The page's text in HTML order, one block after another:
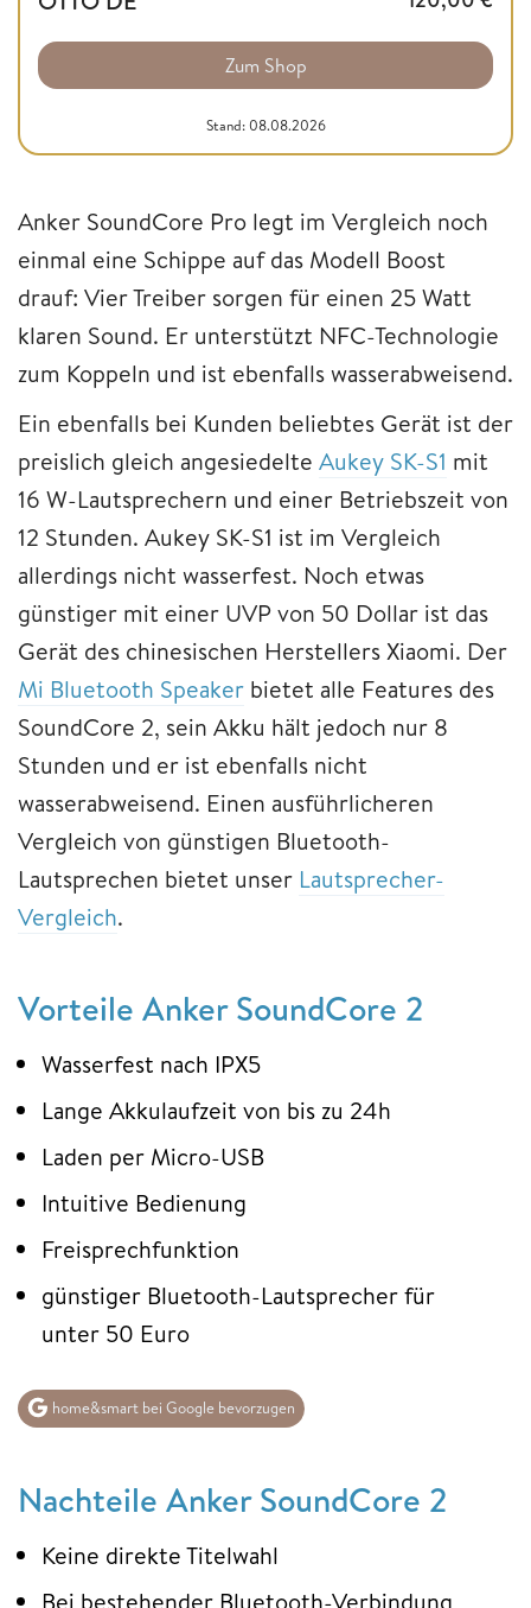
Zum Shop
Stand: 08.08.2026
Anker SoundCore Pro legt im Vergleich noch
einmal eine Schippe auf das Modell Boost
drauf: Vier Treiber sorgen für einen 25 Watt
klaren Sound. Er unterstützt NFC-Technologie
zum Koppeln und ist ebenfalls wasserabweisend.
Ein ebenfalls bei Kunden beliebtes Gerät ist der
preislich gleich angesiedelte Aukey SK-S1 mit
16 W-Lautsprechern und einer Betriebszeit von
12 Stunden. Aukey SK-S1 ist im Vergleich
allerdings nicht wasserfest. Noch etwas
günstiger mit einer UVP von 50 Dollar ist das
Gerät des chinesischen Herstellers Xiaomi. Der
Mi Bluetooth Speaker bietet alle Features des
SoundCore 2, sein Akku hält jedoch nur 8
Stunden und er ist ebenfalls nicht
wasserabweisend. Einen ausführlicheren
Vergleich von günstigen Bluetooth-
Lautsprechen bietet unser Lautsprecher-
Vergleich.
Vorteile Anker SoundCore 2
Wasserfest nach IPX5
Lange Akkulaufzeit von bis zu 24h
Laden per Micro-USB
Intuitive Bedienung
Freisprechfunktion
günstiger Bluetooth-Lautsprecher für
unter 50 Euro
home&smart bei Google bevorzugen
Nachteile Anker SoundCore 2
Keine direkte Titelwahl
Bei bestehender Bluetooth-Verbindung